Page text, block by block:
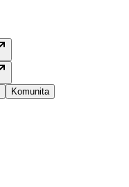
Komunita